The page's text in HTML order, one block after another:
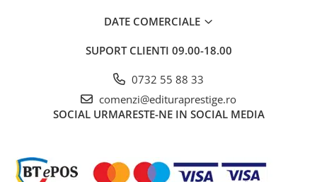
DATE COMERCIALE
SUPORT CLIENTI 09.00-18.00
0732 55 88 33
comenzi@edituraprestige.ro
SOCIAL URMARESTE-NE IN SOCIAL MEDIA